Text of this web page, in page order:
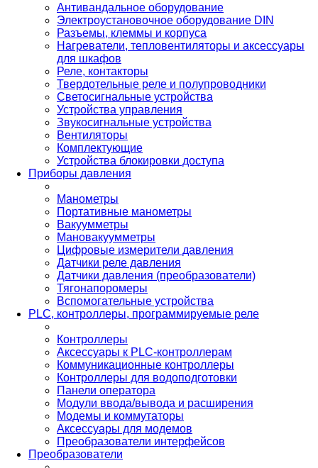
Антивандальное оборудование
Электроустановочное оборудование DIN
Разъемы, клеммы и корпуса
Нагреватели, тепловентиляторы и аксессуары
для шкафов
Реле, контакторы
Твердотельные реле и полупроводники
Светосигнальные устройства
Устройства управления
Звукосигнальные устройства
Вентиляторы
Комплектующие
Устройства блокировки доступа
Приборы давления
Манометры
Портативные манометры
Вакуумметры
Мановакуумметры
Цифровые измерители давления
Датчики реле давления
Датчики давления (преобразователи)
Тягонапоромеры
Вспомогательные устройства
PLС, контроллеры, программируемые реле
Контроллеры
Аксессуары к PLC-контроллерам
Коммуникационные контроллеры
Контроллеры для водоподготовки
Панели оператора
Модули ввода/вывода и расширения
Модемы и коммутаторы
Аксессуары для модемов
Преобразователи интерфейсов
Преобразователи